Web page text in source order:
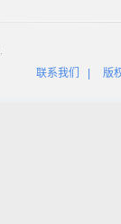
联系我们 版